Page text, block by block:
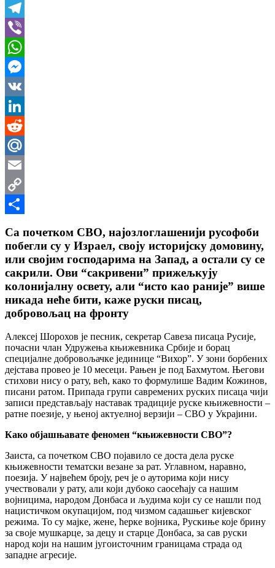
X
Telegram
Viber
WhatsApp
Messenger
VK
LinkedIn
Reddit
Mail.Ru
Email
Copy
Са почетком СВО, најозлоглашенији русофоби
побегли су у Израел, своју историјску домовину,
или својим господарима на Запад, а остали су се
сакрили. Ови “сакривени” прижељкују
колонијалну освету, али “исто као раније” више
никада неће бити, каже руски писац,
добровољац на фронту
Алексеј Шорохов је песник, секретар Савеза писаца Русије,
почасни члан Удружења књижевника Србије и борац
специјалне добровољачке јединице “Вихор”. У зони борбених
дејстава провео је 10 месеци. Рањен је под Бахмутом. Његови
стихови нису о рату, већ, како то формулише Вадим Кожинов,
писани ратом. Припада групи савремених руских писаца чији
записи представљају наставак традиције руске књижевности –
ратне поезије, у њеној актуелној верзији – СВО у Украјини.
Како објашњавате феномен “књижевности СВО”?
Заиста, са почетком СВО појавило се доста дела руске
књижевности тематски везане за рат. Углавном, наравно,
поезија. У највећем броју, реч је о ауторима који нису
учествовали у рату, али који дубоко саосећају са нашим
војницима, народом Донбаса и људима који су се нашли под
нацистичком окупацијом, под чизмом садашњег кијевског
режима. То су мајке, жене, ћерке војника, Рускиње које брину
за своје мушкарце, за децу и старце Донбаса, за сав руски
народ који на нашим југоисточним границама страда од
западне агресије.